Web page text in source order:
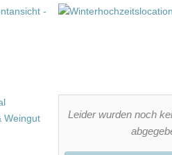
Leider wurden noch